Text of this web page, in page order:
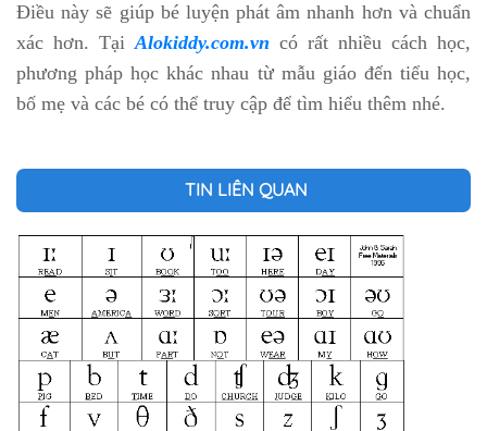
Điều này sẽ giúp bé luyện phát âm nhanh hơn và chuẩn
xác hơn. TạiAlokiddy.com.vn có rất nhiều cách học,
phương pháp học khác nhau từ mẫu giáo đến tiểu học,
bố mẹ và các bé có thể truy cập để tìm hiểu thêm nhé.
TIN LIÊN QUAN